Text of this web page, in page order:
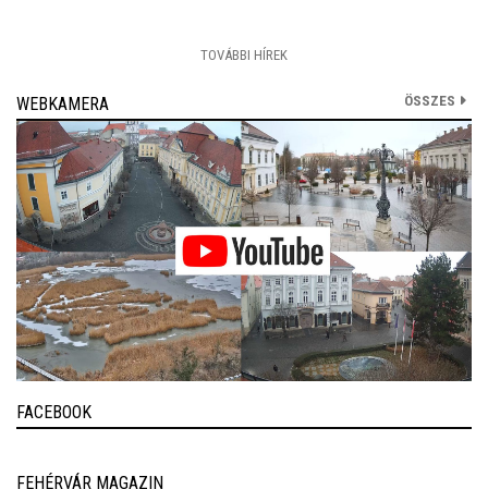
TOVÁBBI HÍREK
WEBKAMERA ÖSSZES
FACEBOOK
FEHÉRVÁR MAGAZIN